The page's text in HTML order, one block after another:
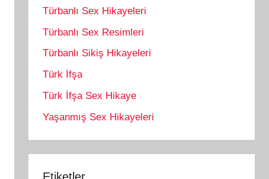
Türbanlı Sex Hikayeleri
Türbanlı Sex Resimleri
Türbanlı Sikiş Hikayeleri
Türk İfşa
Türk İfşa Sex Hikaye
Yaşanmış Sex Hikayeleri